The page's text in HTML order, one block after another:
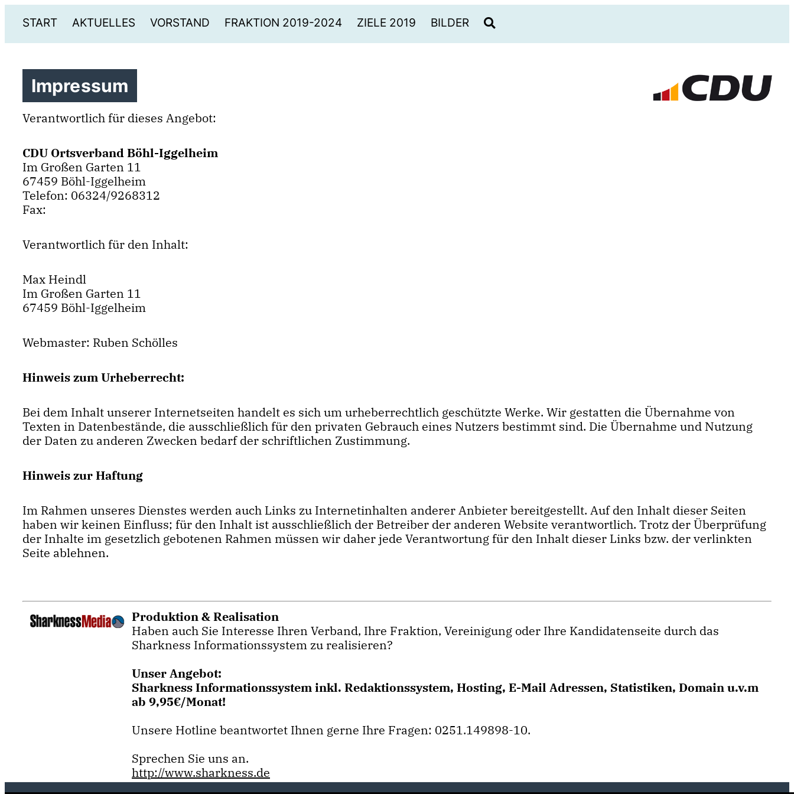
START AKTUELLES VORSTAND FRAKTION 2019-2024 ZIELE 2019 BILDER
Impressum
Verantwortlich für dieses Angebot:
CDU Ortsverband Böhl-Iggelheim
Im Großen Garten 11
67459 Böhl-Iggelheim
Telefon: 06324/9268312
Fax:
Verantwortlich für den Inhalt:
Max Heindl
Im Großen Garten 11
67459 Böhl-Iggelheim
Webmaster: Ruben Schölles
Hinweis zum Urheberrecht:
Bei dem Inhalt unserer Internetseiten handelt es sich um urheberrechtlich geschützte Werke. Wir gestatten die Übernahme von
Texten in Datenbestände, die ausschließlich für den privaten Gebrauch eines Nutzers bestimmt sind. Die Übernahme und Nutzung
der Daten zu anderen Zwecken bedarf der schriftlichen Zustimmung.
Hinweis zur Haftung
Im Rahmen unseres Dienstes werden auch Links zu Internetinhalten anderer Anbieter bereitgestellt. Auf den Inhalt dieser Seiten
haben wir keinen Einfluss; für den Inhalt ist ausschließlich der Betreiber der anderen Website verantwortlich. Trotz der Überprüfung
der Inhalte im gesetzlich gebotenen Rahmen müssen wir daher jede Verantwortung für den Inhalt dieser Links bzw. der verlinkten
Seite ablehnen.
Produktion & Realisation
Haben auch Sie Interesse Ihren Verband, Ihre Fraktion, Vereinigung oder Ihre Kandidatenseite durch das
Sharkness Informationssystem zu realisieren?
Unser Angebot:
Sharkness Informationssystem inkl. Redaktionssystem, Hosting, E-Mail Adressen, Statistiken, Domain u.v.m
ab 9,95€/Monat!
Unsere Hotline beantwortet Ihnen gerne Ihre Fragen: 0251.149898-10.
Sprechen Sie uns an.
http://www.sharkness.de